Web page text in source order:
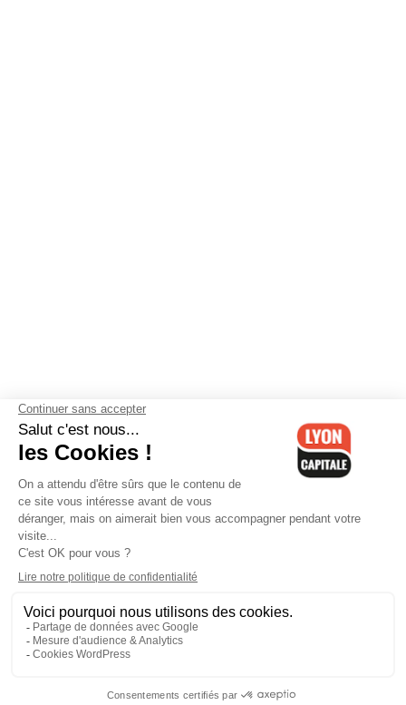
Contactez-nous-Mentions légales-CGV-Politique de
confidentialité-Gestion des cookies